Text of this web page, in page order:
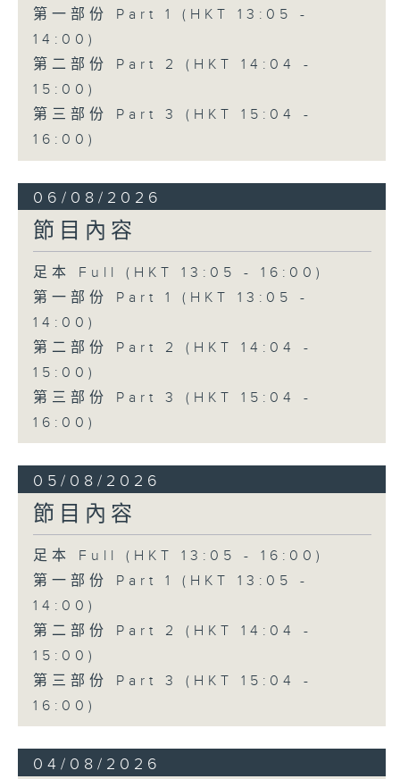
第一部份 Part 1 (HKT 13:05 -
14:00)
第二部份 Part 2 (HKT 14:04 -
15:00)
第三部份 Part 3 (HKT 15:04 -
16:00)
06/08/2026
節目內容
足本 Full (HKT 13:05 - 16:00)
第一部份 Part 1 (HKT 13:05 -
14:00)
第二部份 Part 2 (HKT 14:04 -
15:00)
第三部份 Part 3 (HKT 15:04 -
16:00)
05/08/2026
節目內容
足本 Full (HKT 13:05 - 16:00)
第一部份 Part 1 (HKT 13:05 -
14:00)
第二部份 Part 2 (HKT 14:04 -
15:00)
第三部份 Part 3 (HKT 15:04 -
16:00)
04/08/2026